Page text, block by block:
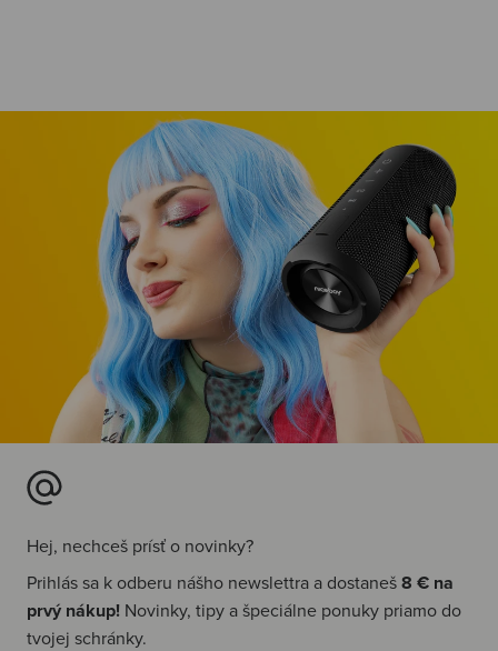
Hej, nechceš prísť o novinky?
Prihlás sa k odberu nášho newslettra a dostaneš8 € na
prvý nákup! Novinky, tipy a špeciálne ponuky priamo do
tvojej schránky.